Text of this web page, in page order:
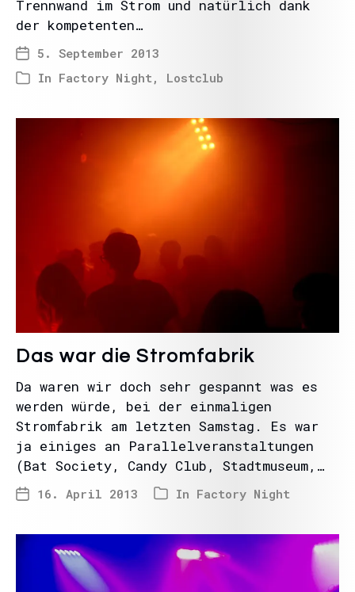
Trennwand im Strom und natürlich dank
der kompetenten…
5. September 2013
In Factory Night , Lostclub
Das war die Stromfabrik
Da waren wir doch sehr gespannt was es
werden würde, bei der einmaligen
Stromfabrik am letzten Samstag. Es war
ja einiges an Parallelveranstaltungen
(Bat Society, Candy Club, Stadtmuseum,…
16. April 2013 In Factory Night